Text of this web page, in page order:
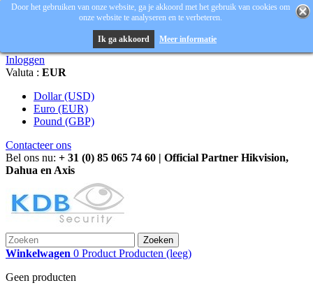
Inloggen
Valuta : EUR
Dollar (USD)
Euro (EUR)
Pound (GBP)
Contacteer ons
Bel ons nu: + 31 (0) 85 065 74 60 | Official Partner Hikvision,
Dahua en Axis
Zoeken
Winkelwagen 0 Product Producten (leeg)
Geen producten
Door het gebruiken van onze website, ga je akkoord met het gebruik van cookies om
onze website te analyseren en te verbeteren.
Ik ga akkoord Meer informatie